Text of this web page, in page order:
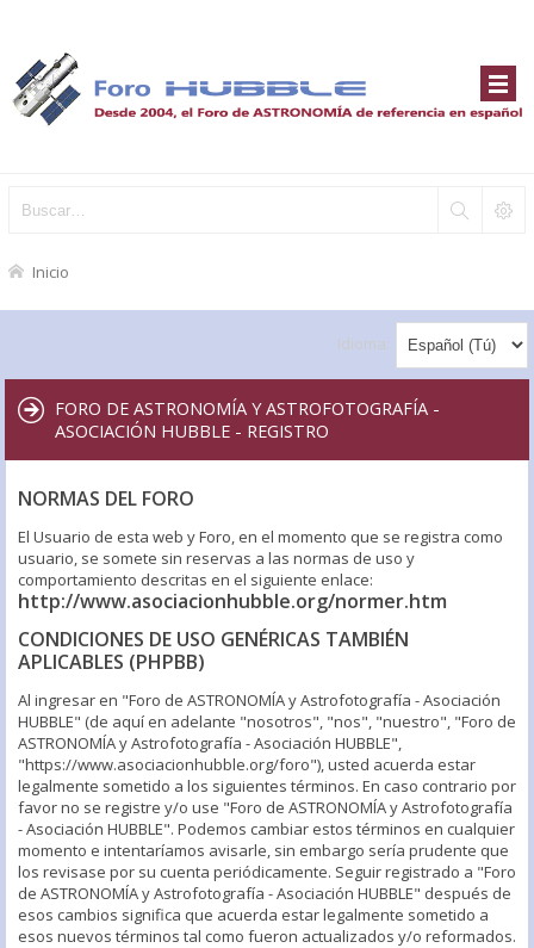
Inicio
Idioma:
FORO DE ASTRONOMÍA Y ASTROFOTOGRAFÍA -
ASOCIACIÓN HUBBLE - REGISTRO
NORMAS DEL FORO
El Usuario de esta web y Foro, en el momento que se registra como
usuario, se somete sin reservas a las normas de uso y
comportamiento descritas en el siguiente enlace:
http://www.asociacionhubble.org/normer.htm
CONDICIONES DE USO GENÉRICAS TAMBIÉN
APLICABLES (PHPBB)
Al ingresar en "Foro de ASTRONOMÍA y Astrofotografía - Asociación
HUBBLE" (de aquí en adelante "nosotros", "nos", "nuestro", "Foro de
ASTRONOMÍA y Astrofotografía - Asociación HUBBLE",
"https://www.asociacionhubble.org/foro"), usted acuerda estar
legalmente sometido a los siguientes términos. En caso contrario por
favor no se registre y/o use "Foro de ASTRONOMÍA y Astrofotografía
- Asociación HUBBLE". Podemos cambiar estos términos en cualquier
momento e intentaríamos avisarle, sin embargo sería prudente que
los revisase por su cuenta periódicamente. Seguir registrado a "Foro
de ASTRONOMÍA y Astrofotografía - Asociación HUBBLE" después de
esos cambios significa que acuerda estar legalmente sometido a
esos nuevos términos tal como fueron actualizados y/o reformados.